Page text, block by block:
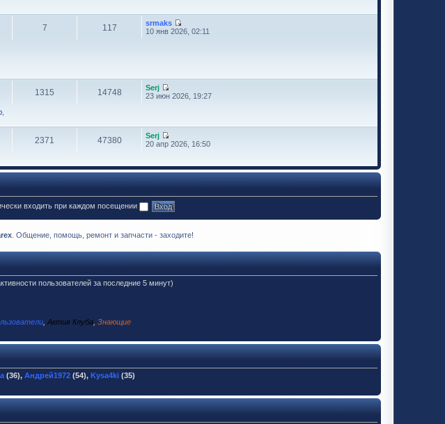
7 117
srmaks
10 янв 2026, 02:11
1315 14748
Serj
23 июн 2026, 19:27
2371 47380
Serj
20 апр 2026, 16:50
входить при каждом посещении
. Общение, помощь, ремонт и запчасти - заходите!
пользователей за последние 5 минут)
Актив Клуба Знающие
(36), Андрей1972 (54), Kysa4ki (35)